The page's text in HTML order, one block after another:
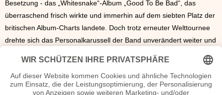
Besetzung - das „Whitesnake“-Album „Good To Be Bad“, das
überraschend frisch wirkte und immerhin auf dem siebten Platz der
britischen Album-Charts landete. Doch trotz erneuter Welttournee
drehte sich das Personalkarussell der Band unverändert weiter und
auszumachen. 2011 veröffentlichte David Coverdale sein elftes
„Whitesnake“-Studio-Album unter dem Titel „Forevermore“.
Autogramm David Coverdale Autogrammadresse